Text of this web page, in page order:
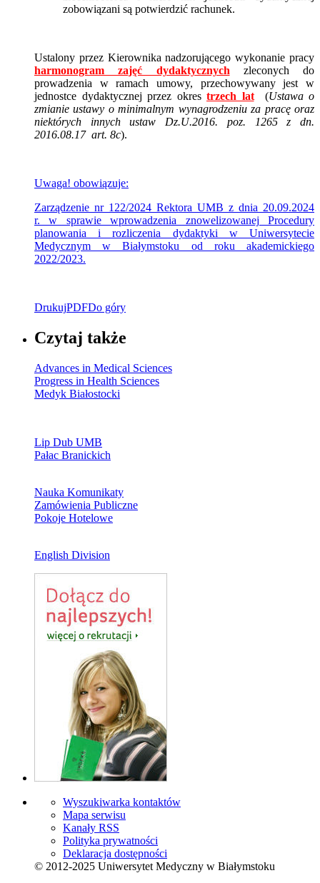
zobowiązani są potwierdzić rachunek.
Ustalony przez Kierownika nadzorującego wykonanie pracy
harmonogram zajęć dydaktycznych zleconych do
prowadzenia w ramach umowy, przechowywany jest w
jednostce dydaktycznej przez okres trzech lat(Ustawa o
zmianie ustawy o minimalnym wynagrodzeniu za pracę oraz
niektórych innych ustaw Dz.U.2016. poz. 1265 z dn.
2016.08.17 art. 8c).
Uwaga! obowiązuje:
Zarządzenie nr 122/2024 Rektora UMB z dnia 20.09.2024
r. w sprawie wprowadzenia znowelizowanej Procedury
planowania i rozliczenia dydaktyki w Uniwersytecie
Medycznym w Białymstoku od roku akademickiego
2022/2023.
DrukujPDFDo góry
Czytaj także
Advances in Medical Sciences
Progress in Health Sciences
Medyk Białostocki
Lip Dub UMB
Pałac Branickich
Nauka Komunikaty
Zamówienia Publiczne
Pokoje Hotelowe
English Division
Wyszukiwarka kontaktów
Mapa serwisu
Kanały RSS
Polityka prywatności
Deklaracja dostępności
© 2012-2025 Uniwersytet Medyczny w Białymstoku